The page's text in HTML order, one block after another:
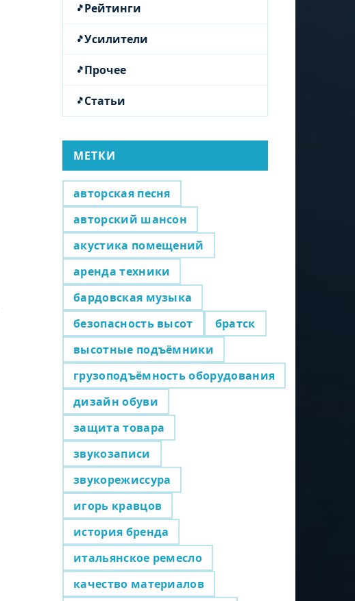
Рейтинги
Усилители
Прочее
Статьи
МЕТКИ
авторская песня
авторский шансон
акустика помещений
аренда техники
бардовская музыка
безопасность высот
братск
высотные подъёмники
грузоподъёмность оборудования
дизайн обуви
защита товара
звукозаписи
звукорежиссура
игорь кравцов
история бренда
итальянское ремесло
качество материалов